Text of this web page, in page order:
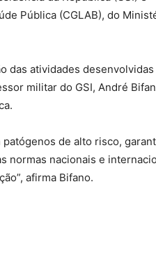
Pública (CGLAB), do
das atividades desenvolvidas
militar do GSI, André
de alto risco,
normas nacionais e
afirma Bifano.